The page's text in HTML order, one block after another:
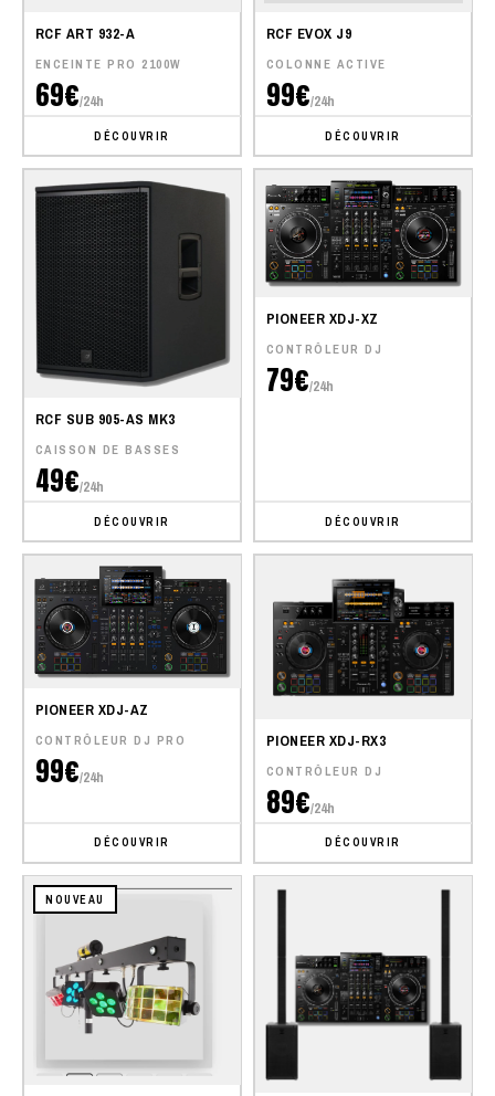
RCF ART 932-A
ENCEINTE PRO 2100W
69€/24h
DÉCOUVRIR
RCF EVOX J9
COLONNE ACTIVE
99€/24h
DÉCOUVRIR
RCF SUB 905-AS MK3
CAISSON DE BASSES
49€/24h
DÉCOUVRIR
PIONEER XDJ-XZ
CONTRÔLEUR DJ
79€/24h
DÉCOUVRIR
PIONEER XDJ-AZ
CONTRÔLEUR DJ PRO
99€/24h
DÉCOUVRIR
PIONEER XDJ-RX3
CONTRÔLEUR DJ
89€/24h
DÉCOUVRIR
NOUVEAU